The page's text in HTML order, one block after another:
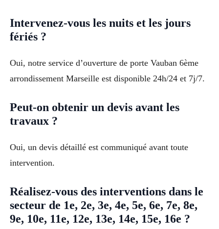
Intervenez-vous les nuits et les jours
fériés ?
Oui, notre service d’ouverture de porte Vauban 6ème
arrondissement Marseille est disponible 24h/24 et 7j/7.
Peut-on obtenir un devis avant les
travaux ?
Oui, un devis détaillé est communiqué avant toute
intervention.
Réalisez-vous des interventions dans le
secteur de 1e, 2e, 3e, 4e, 5e, 6e, 7e, 8e,
9e, 10e, 11e, 12e, 13e, 14e, 15e, 16e ?